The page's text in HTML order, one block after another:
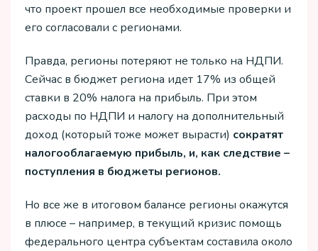
что проект прошел все необходимые проверки и
его согласовали с регионами.
Правда, регионы потеряют не только на НДПИ.
Сейчас в бюджет региона идет 17% из общей
ставки в 20% налога на прибыль. При этом
расходы по НДПИ и налогу на дополнительный
доход (который тоже может вырасти) сократят
налогооблагаемую прибыль, и, как следствие –
поступления в бюджеты регионов.
Но все же в итоговом балансе регионы окажутся
в плюсе – например, в текущий кризис помощь
федерального центра субъектам составила около